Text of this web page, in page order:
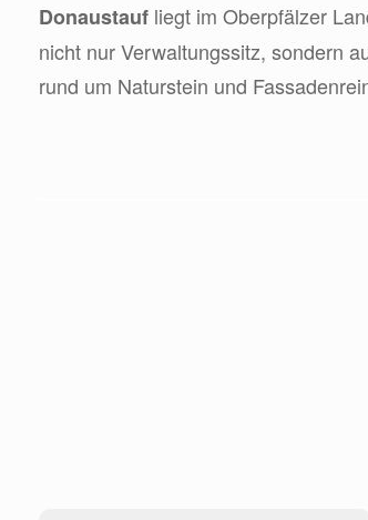
Donaustauf liegt im Oberpfälzer
nicht nur Verwaltungssitz, sondern
rund um Naturstein und